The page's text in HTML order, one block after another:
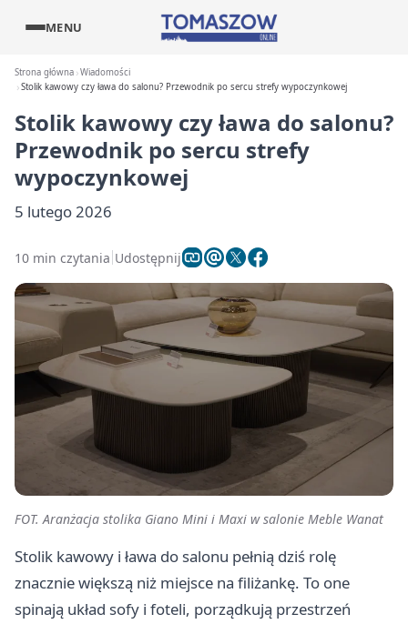
MENU
Strona główna Wiadomości
Stolik kawowy czy ława do salonu? Przewodnik po sercu strefy wypoczynkowej
Stolik kawowy czy ława do salonu?
Przewodnik po sercu strefy
wypoczynkowej
5 lutego 2026
10 min czytania Udostępnij
FOT. Aranżacja stolika Giano Mini i Maxi w salonie Meble Wanat
Stolik kawowy i ława do salonu pełnią dziś rolę
znacznie większą niż miejsce na filiżankę. To one
spinają układ sofy i foteli, porządkują przestrzeń